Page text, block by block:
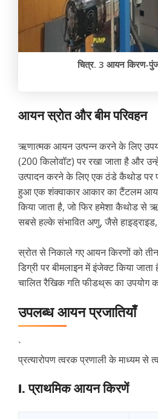
चित्र. 3 आयन किरण-
आयन स्रोत और बीम परिवहन
ऋणात्मक आयन उत्पन्न करने के लिए
(200 किलोवॉट) पर रखा जाता है और
उत्पादन करने के लिए एक ठंडे कैथोड पर
हुआ एक शंक्वाकार आकार का टैंटलम
किया जाता है, जो फिर हमेशा कैथोड
सबसे हल्के संभावित अणु, जैसे
स्रोत से निकाले गए आयन किरणों को तीन
डिग्री पर बीमलाइन में इंजेक्ट किया
चालित रैखिक गति फीडथ्रू का उपयोग
उपलब्ध आयन प्रजातियाँ
`
प्रत्यारोपण त्वरक प्रणाली के माध्यम से
I. प्राथमिक आयन किरणें